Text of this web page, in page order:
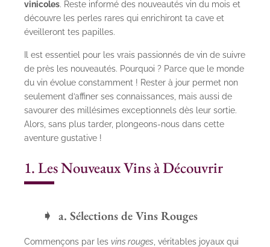
vinicoles. Reste informé des nouveautés vin du mois et
découvre les perles rares qui enrichiront ta cave et
éveilleront tes papilles.
Il est essentiel pour les vrais passionnés de vin de suivre
de près les nouveautés. Pourquoi ? Parce que le monde
du vin évolue constamment ! Rester à jour permet non
seulement d’affiner ses connaissances, mais aussi de
savourer des millésimes exceptionnels dès leur sortie.
Alors, sans plus tarder, plongeons-nous dans cette
aventure gustative !
1. Les Nouveaux Vins à Découvrir
a. Sélections de Vins Rouges
Commençons par les vins rouges , véritables joyaux qui